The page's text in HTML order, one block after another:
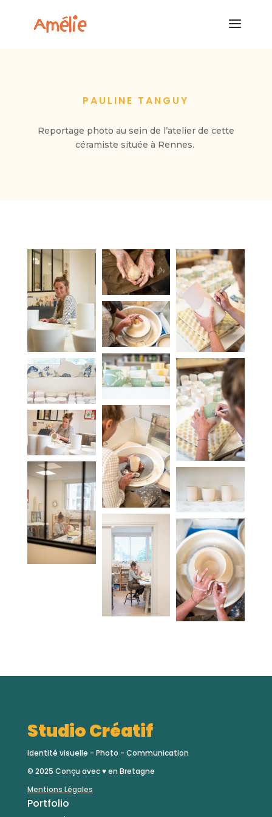
PAULINE TANGUY
Reportage photo au sein de l’atelier de cette
céramiste située à Rennes.
Studio Créatif
Identité visuelle - Photo - Communication
© 2025 Conçu avec♥ en Bretagne
Mentions Légales
Portfolio